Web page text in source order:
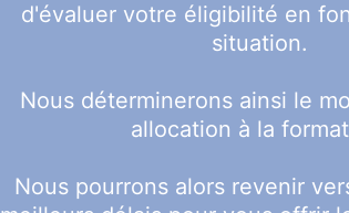
d'évaluer votre éligibilité en
situation.
Nous déterminerons ainsi le
allocation à la
Nous pourrons alors revenir